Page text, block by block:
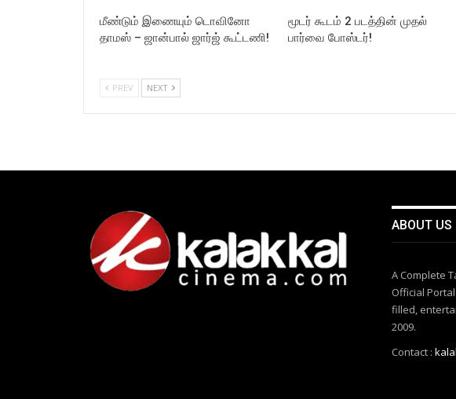
மீண்டும் இணையும் டொவினோ
தாமஸ் – ஜான்பால் ஜார்ஜ் கூட்டணி!
மூடர் கூடம் 2 படத்தின் முதல்
பார்வை போஸ்டர்!
PREV NEXT
ABOUT US
A Complete
Official
filled,
2009.
Contact :